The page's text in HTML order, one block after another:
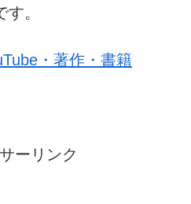
。
・著作・書籍
ーリンク